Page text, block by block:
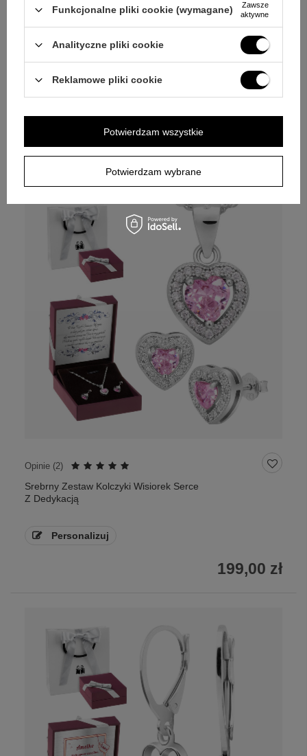
Opinie (2
Opinie (2)
Srebrny Zestaw Kolczyki Wisiorek Serce
Z Dedykacją
Personalizuj
199,00 zł
Funkcjonalne pliki cookie (wymagane)
Zawsze
aktywne
Analityczne pliki cookie
Reklamowe pliki cookie
Potwierdzam wybrane
Potwierdzam wszystkie